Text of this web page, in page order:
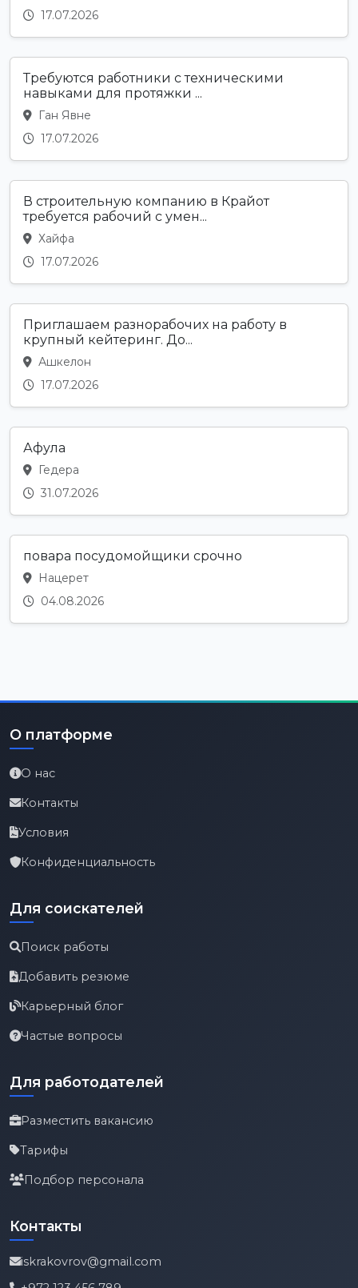
17.07.2026
Требуются работники с техническими
навыками для протяжки ...
Ган Явне
17.07.2026
В строительную компанию в Крайот
требуется рабочий с умен...
Хайфа
17.07.2026
Приглашаем разнорабочих на работу в
крупный кейтеринг. До...
Ашкелон
17.07.2026
Афула
Гедера
31.07.2026
повара посудомойщики срочно
Нацерет
04.08.2026
О платформе
О нас
Контакты
Условия
Конфиденциальность
Для соискателей
Поиск работы
Добавить резюме
Карьерный блог
Частые вопросы
Для работодателей
Разместить вакансию
Тарифы
Подбор персонала
Контакты
iskrakovrov@gmail.com